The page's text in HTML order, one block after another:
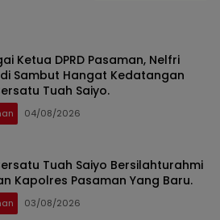
Ketua DPRD Pasaman, Nelfri
Sambut Hangat Kedatangan
Tuah Saiyo.
04/08/2026
Tuah Saiyo Bersilahturahmi
Kapolres Pasaman Yang Baru.
03/08/2026